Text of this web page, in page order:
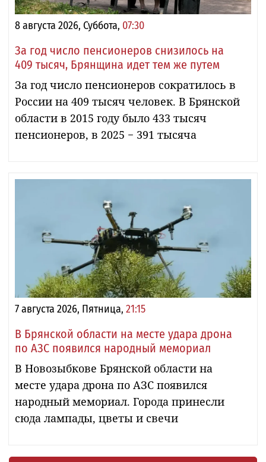
8 августа 2026, Суббота, 07:30
За год число пенсионеров снизилось на
409 тысяч, Брянщина идет тем же путем
За год число пенсионеров сократилось в
России на 409 тысяч человек. В Брянской
области в 2015 году было 433 тысяч
пенсионеров, в 2025 − 391 тысяча
7 августа 2026, Пятница, 21:15
В Брянской области на месте удара дрона
по АЗС появился народный мемориал
В Новозыбкове Брянской области на
месте удара дрона по АЗС появился
народный мемориал. Города принесли
сюда лампады, цветы и свечи